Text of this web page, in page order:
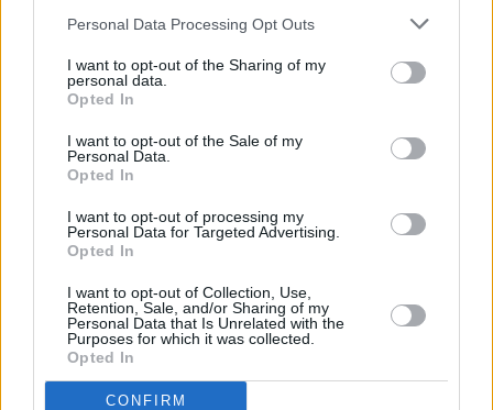
Personal Data Processing Opt Outs
I want to opt-out of the Sharing of my
personal data.
Opted In
I want to opt-out of the Sale of my
Personal Data.
Opted In
I want to opt-out of processing my
Personal Data for Targeted Advertising.
Opted In
I want to opt-out of Collection, Use,
Retention, Sale, and/or Sharing of my
Personal Data that Is Unrelated with the
Purposes for which it was collected.
Opted In
CONFIRM